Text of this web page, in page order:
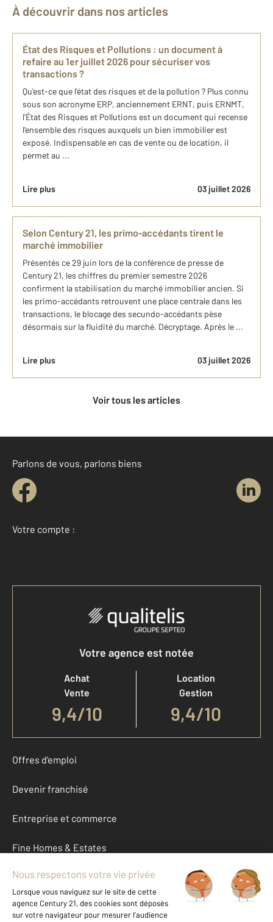
À découvrir dans nos articles
État des Risques et Pollutions : un document à
refaire au 1er juillet 2026 pour sécuriser vos
transactions ?
Qu’est-ce que l’état des risques et de la pollution ? Plus connu
sous son acronyme ERP, anciennement ERNT, puis ERNMT,
l’État des Risques et Pollutions est un document qui recense
l’ensemble des risques auxquels un bien immobilier est
exposé. Indispensable en cas de vente ou de location, il
permet au ...
Lire plus 03 juillet 2026
Selon Century 21, les primo-accédants tirent le
marché immobilier
Présentés ce 29 juin lors de la conférence de presse de
Century 21, les chiffres du premier semestre 2026
confirment la stabilisation du marché immobilier ancien. Si
les primo-accédants retrouvent une place centrale dans les
transactions, le blocage des secundo-accédants pèse
désormais sur la fluidité du marché. Décryptage. Après le ...
Lire plus 03 juillet 2026
Voir tous les articles
Parlons de vous, parlons biens
Votre compte :
Accéder à mon compte
Votre agence est notée
Achat
Vente
9,4/10
Location
Gestion
9,4/10
Offres d'emploi
Devenir franchisé
Entreprise et commerce
Fine Homes & Estates
À propos
International